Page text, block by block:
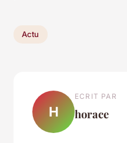
Actu
H
ECRIT PAR
horace